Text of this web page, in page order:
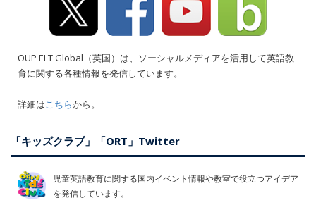
OUP ELT Global（英国）は、ソーシャルメディアを活用して英語教
育に関する各種情報を発信しています。
詳細はこちらから。
「キッズクラブ」「ORT」Twitter
児童英語教育に関する国内イベント情報や教室で役立つアイデア
を発信しています。